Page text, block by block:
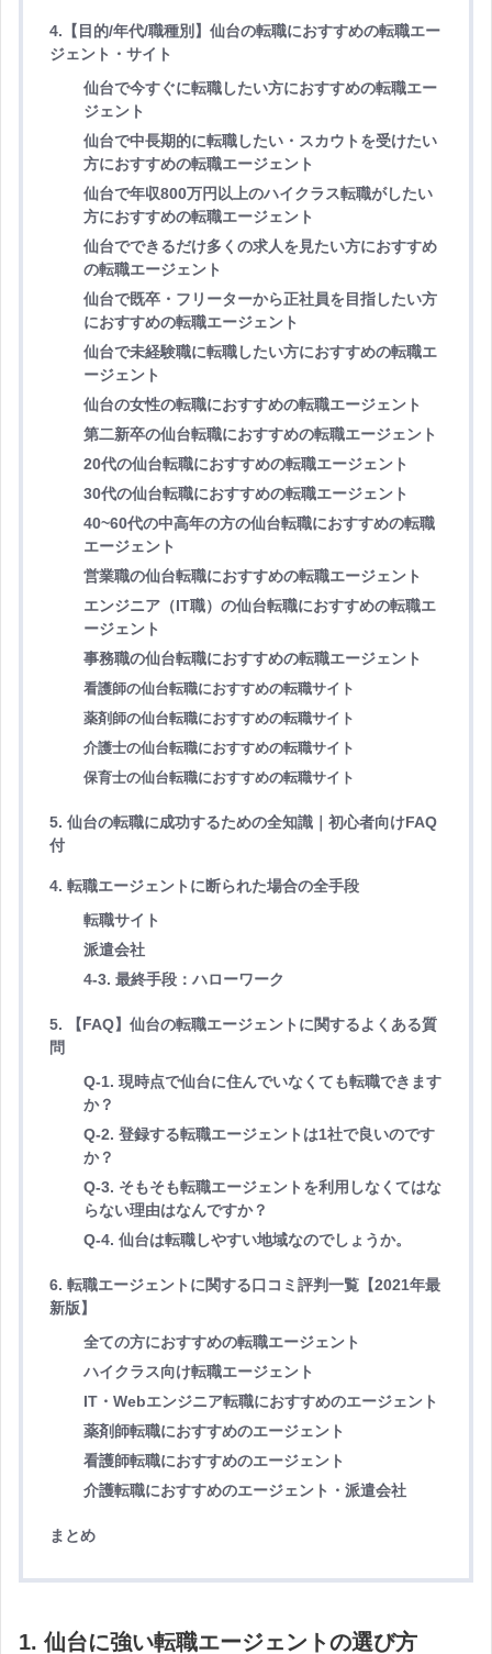
4.【目的/年代/職種別】仙台の転職におすすめの転職エー
ジェント・サイト
仙台で今すぐに転職したい方におすすめの転職エー
ジェント
仙台で中長期的に転職したい・スカウトを受けたい
方におすすめの転職エージェント
仙台で年収800万円以上のハイクラス転職がしたい
方におすすめの転職エージェント
仙台でできるだけ多くの求人を見たい方におすすめ
の転職エージェント
仙台で既卒・フリーターから正社員を目指したい方
におすすめの転職エージェント
仙台で未経験職に転職したい方におすすめの転職エ
ージェント
仙台の女性の転職におすすめの転職エージェント
第二新卒の仙台転職におすすめの転職エージェント
20代の仙台転職におすすめの転職エージェント
30代の仙台転職におすすめの転職エージェント
40~60代の中高年の方の仙台転職におすすめの転職
エージェント
営業職の仙台転職におすすめの転職エージェント
エンジニア（IT職）の仙台転職におすすめの転職エ
ージェント
事務職の仙台転職におすすめの転職エージェント
看護師の仙台転職におすすめの転職サイト
薬剤師の仙台転職におすすめの転職サイト
介護士の仙台転職におすすめの転職サイト
保育士の仙台転職におすすめの転職サイト
5. 仙台の転職に成功するための全知識｜初心者向けFAQ
付
4. 転職エージェントに断られた場合の全手段
転職サイト
派遣会社
4-3. 最終手段：ハローワーク
5. 【FAQ】仙台の転職エージェントに関するよくある質
問
Q-1. 現時点で仙台に住んでいなくても転職できます
か？
Q-2. 登録する転職エージェントは1社で良いのです
か？
Q-3. そもそも転職エージェントを利用しなくてはな
らない理由はなんですか？
Q-4. 仙台は転職しやすい地域なのでしょうか。
6. 転職エージェントに関する口コミ評判一覧【2021年最
新版】
全ての方におすすめの転職エージェント
ハイクラス向け転職エージェント
IT・Webエンジニア転職におすすめのエージェント
薬剤師転職におすすめのエージェント
看護師転職におすすめのエージェント
介護転職におすすめのエージェント・派遣会社
まとめ
1. 仙台に強い転職エージェントの選び方